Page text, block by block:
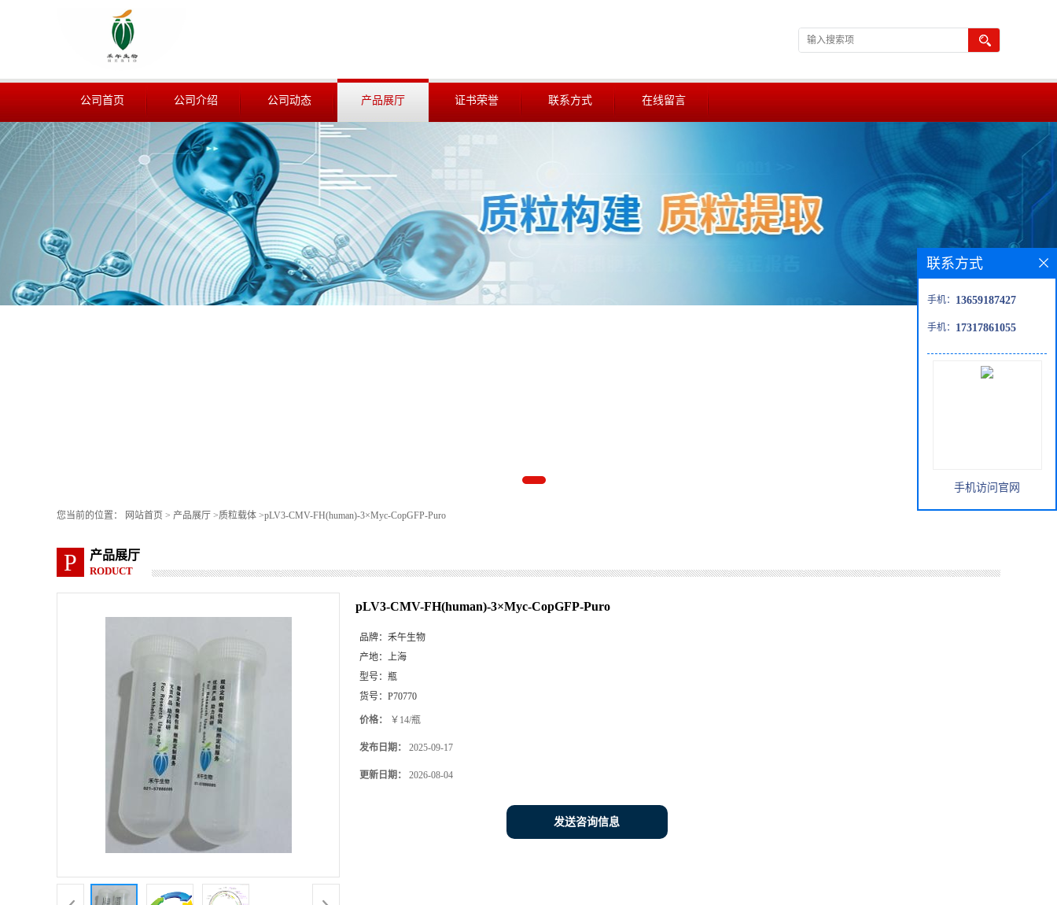
公司首页 公司介绍 公司动态 产品展厅 证书荣誉 联系方式 在线留言
您当前的位置： 网站首页 > 产品展厅 >质粒载体 >pLV3-CMV-FH(human)-3×Myc-CopGFP-Puro
P 产品展厅
RODUCT
pLV3-CMV-FH(human)-3×Myc-CopGFP-Puro
品牌： 禾午生物
产地： 上海
型号： 瓶
货号： P70770
价格： ￥14/瓶
发布日期： 2025-09-17
更新日期： 2026-08-04
发送咨询信息
联系方式
手机： 13659187427
手机： 17317861055
手机访问官网